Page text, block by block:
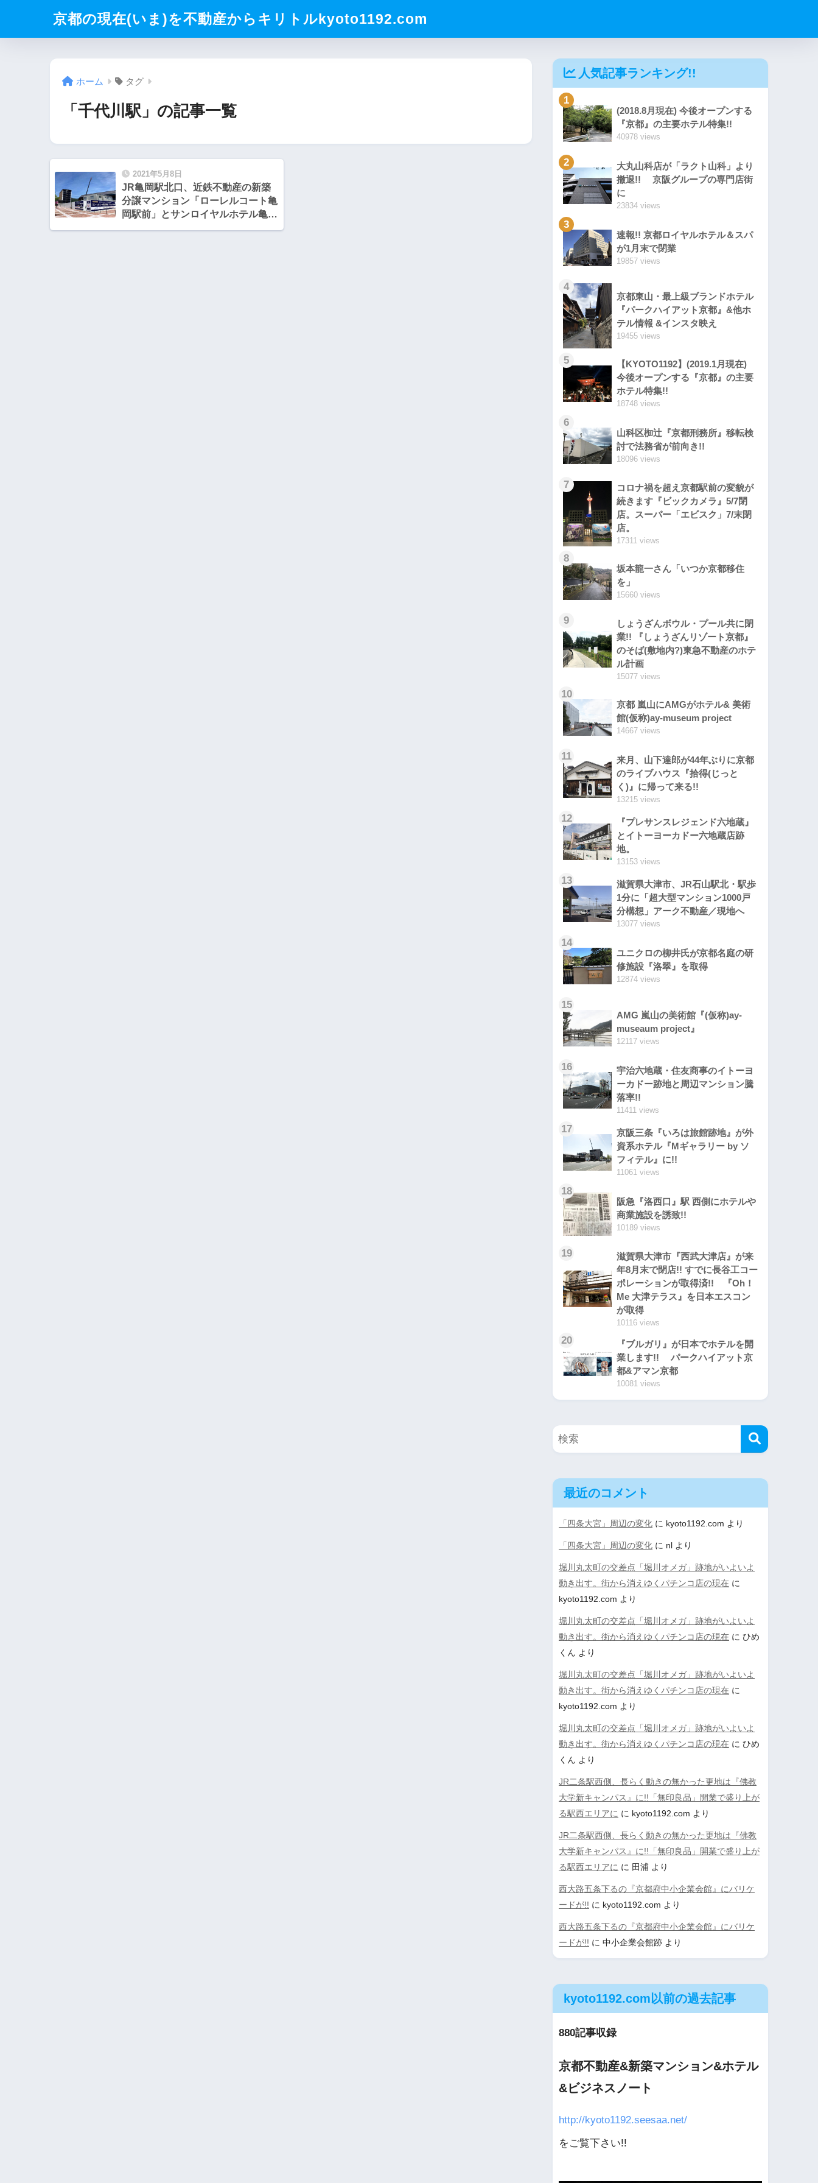
京都の現在(いま)を不動産からキリトルkyoto1192.com
ホーム タグ
「千代川駅」の記事一覧
2021年5月8日
JR亀岡駅北口、近鉄不動産の新築
分譲マンション「ローレルコート亀
岡駅前」とサンロイヤルホテル亀岡
人気記事ランキング!!
1
(2018.8月現在) 今後オープンする
『京都』の主要ホテル特集!!
40978 views
2
大丸山科店が「ラクト山科」より
撤退!! 京阪グループの専門店街
に
23834 views
3
速報!! 京都ロイヤルホテル＆スパ
が1月末で閉業
19857 views
4
京都東山・最上級ブランドホテル
『パークハイアット京都』&他ホ
テル情報 &インスタ映え
19455 views
5
【KYOTO1192】(2019.1月現在)
今後オープンする『京都』の主要
ホテル特集!!
18748 views
6
山科区椥辻『京都刑務所』移転検
討で法務省が前向き!!
18096 views
7
コロナ禍を超え京都駅前の変貌が
続きます『ビックカメラ』5/7閉
店。スーパー「エビスク」7/末閉
店。
17311 views
8
坂本龍一さん「いつか京都移住
を」
15660 views
9
しょうざんボウル・プール共に閉
業!! 『しょうざんリゾート京都』
のそば(敷地内?)東急不動産のホテ
ル計画
15077 views
10
京都 嵐山にAMGがホテル& 美術
館(仮称)ay-museum project
14667 views
11
来月、山下達郎が44年ぶりに京都
のライブハウス『拾得(じっと
く)』に帰って来る!!
13215 views
12
『プレサンスレジェンド六地蔵』
とイトーヨーカドー六地蔵店跡
地。
13153 views
13
滋賀県大津市、JR石山駅北・駅歩
1分に「超大型マンション1000戸
分構想」アーク不動産／現地へ
13077 views
14
ユニクロの柳井氏が京都名庭の研
修施設『洛翠』を取得
12874 views
15
AMG 嵐山の美術館『(仮称)ay-
museaum project』
12117 views
16
宇治六地蔵・住友商事のイトーヨ
ーカドー跡地と周辺マンション騰
落率!!
11411 views
17
京阪三条『いろは旅館跡地』が外
資系ホテル『Mギャラリー by ソ
フィテル』に!!
11061 views
18
阪急『洛西口』駅 西側にホテルや
商業施設を誘致!!
10189 views
19
滋賀県大津市『西武大津店』が来
年8月末で閉店!! すでに長谷工コー
ポレーションが取得済!! 『Oh！
Me 大津テラス』を日本エスコン
が取得
10116 views
20
『ブルガリ』が日本でホテルを開
業します!! パークハイアット京
都&アマン京都
10081 views
最近のコメント
「四条大宮」周辺の変化 に kyoto1192.com より
「四条大宮」周辺の変化 に nl より
堀川丸太町の交差点「堀川オメガ」跡地がいよいよ
動き出す。街から消えゆくパチンコ店の現在 に
kyoto1192.com より
堀川丸太町の交差点「堀川オメガ」跡地がいよいよ
動き出す。街から消えゆくパチンコ店の現在 に ひめ
くん より
堀川丸太町の交差点「堀川オメガ」跡地がいよいよ
動き出す。街から消えゆくパチンコ店の現在 に
kyoto1192.com より
堀川丸太町の交差点「堀川オメガ」跡地がいよいよ
動き出す。街から消えゆくパチンコ店の現在 に ひめ
くん より
JR二条駅西側、長らく動きの無かった更地は『佛教
大学新キャンパス』に!!「無印良品」開業で盛り上が
る駅西エリアに に kyoto1192.com より
JR二条駅西側、長らく動きの無かった更地は『佛教
大学新キャンパス』に!!「無印良品」開業で盛り上が
る駅西エリアに に 田浦 より
西大路五条下るの『京都府中小企業会館』にバリケ
ードが!! に kyoto1192.com より
西大路五条下るの『京都府中小企業会館』にバリケ
ードが!! に 中小企業会館跡 より
kyoto1192.com以前の過去記事
880記事収録
京都不動産&新築マンション&ホテル
&ビジネスノート
http://kyoto1192.seesaa.net/
をご覧下さい!!